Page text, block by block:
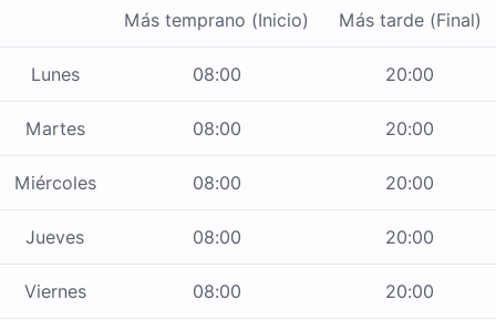
Más temprano (Inicio) Más tarde (Final)
Lunes 08:00 20:00
Martes 08:00 20:00
Miércoles 08:00 20:00
Jueves 08:00 20:00
Viernes 08:00 20:00